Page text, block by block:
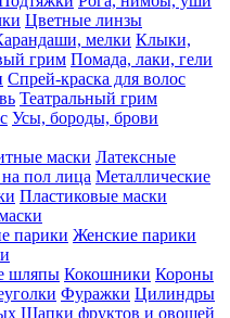
Цветные линзы
мелки Клыки,
грим Помада, лаки, гели
Спрей-краска для волос
Театральный грим
Усы, бороды, брови
маски Латексные
пол лица Металлические
Пластиковые маски
парики Женские парики
шляпы Кокошники Короны
Фуражки Цилиндры
Шапки фруктов и овощей